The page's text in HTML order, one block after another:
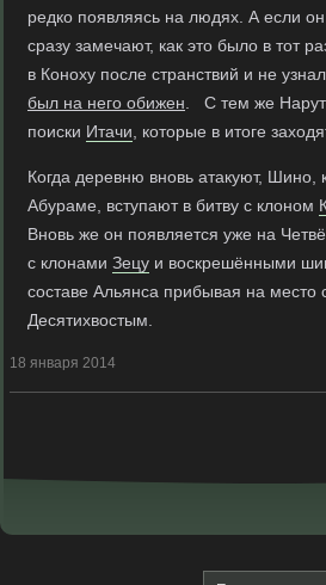
редко появляясь на людях. А если
сразу замечают, как это было в тот
в Коноху после странствий и не
был на него обижен . С тем же
поиски Итачи , которые в итоге
Когда деревню вновь атакуют, Шино,
Абураме, вступают в битву с клоном
Вновь же он появляется уже на
с клонами Зецу и воскрешёнными
составе Альянса прибывая на место
Десятихвостым.
18 января 2014